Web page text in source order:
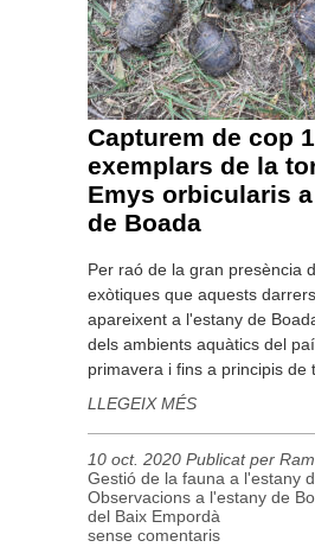
Capturem de cop
exemplars de la
Emys orbicularis a
de Boada
Per raó de la gran presència
exòtiques que aquests
apareixent a l'estany de
dels ambients aquàtics del
primavera i fins a principis de
LLEGEIX MÉS
10 oct. 2020 Publicat per
Gestió de la fauna a l'estany
Observacions a l'estany de
del Baix Empordà
sense comentaris